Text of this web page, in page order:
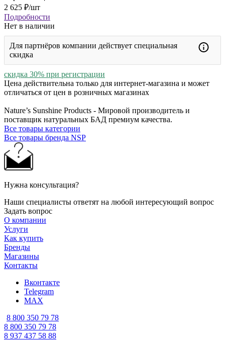
2 625 ₽/шт
Подробности
Нет в наличии
Для партнёров компании действует специальная
скидка
скидка 30% при регистрации
Цена действительна только для интернет-магазина и может
отличаться от цен в розничных магазинах
Nature’s Sunshine Products - Мировой производитель и
поставщик натуральных БАД премиум качества.
Все товары категории
Все товары бренда NSP
Нужна консультация?
Наши специалисты ответят на любой интересующий вопрос
Задать вопрос
О компании
Услуги
Как купить
Бренды
Магазины
Контакты
Вконтакте
Telegram
MAX
8 800 350 79 78
8 800 350 79 78
8 937 437 58 88